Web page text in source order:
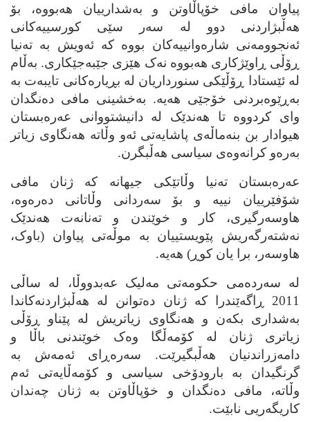
پیاوان مافی خۆپاڵاوتن و به‌شدارییان هه‌بووه‌، بۆ
هه‌ڵبژاردنی دوو له‌ سه‌ر سێی کورسییه‌کانی
ئه‌نجوومه‌نی شاره‌وانییه‌کان بووه‌ که‌ ئه‌ویش به‌ ته‌نیا
ڕۆڵی ڕاوێژکاری هه‌بووه‌ نه‌ک هێزی جێبه‌جێکاری. به‌ڵام
له‌ ئێستادا ڕۆڵێکی سنورداریان له‌ بڕیاره‌کانی تایبه‌ت به‌
به‌ڕێوه‌بردنی خۆجێی هه‌یه‌. به‌خشینی مافی ده‌نگدان
وای کردووه‌ تا هه‌ندێک له‌ دانیشتووانی عه‌ره‌بستان
هیوادار بن بنه‌ماڵه‌ی پاشایه‌تی ئه‌و وڵاته‌ هه‌نگاوی زیاتر
به‌ره‌و کرانه‌وه‌ی سیاسی هه‌ڵبگرن.
عه‌ره‌بستان ته‌نیا وڵاتێکی جیهانه‌ که‌ ژنان مافی
شۆفێرییان نییه‌ و بۆ سه‌ردانی وڵاتانی ده‌ره‌وه،
هاوسه‌رگیری، کار و خوێندن و ته‌نانه‌ت هه‌ندێک
نه‌شته‌رگه‌ریش پێویستییان به‌ موڵه‌تی پیاوان (باوک،
هاوسه‌ر، برا یان کوڕ) هه‌یه‌.
له‌ سه‌رده‌می حکومه‌تی مه‌لیک عه‌بدووڵا، له‌ ساڵی
2011 ڕاگه‌ێندرا که‌ ژنان ده‌توانن له‌ هه‌ڵبژاردنه‌کاندا
به‌شداری بکه‌ن و هه‌نگاوی زیاتریش له‌ پێناو ڕۆڵی
زیاتری ژنان له‌ کۆمه‌ڵگا وه‌ک خوێندنی باڵا و
دامه‌زراندنیان هه‌ڵبگیرێت. سه‌ره‌ڕای ئه‌مه‌ش به‌
گرنگیدان به‌ بارودۆخی سیاسی و کۆمه‌ڵایه‌تی ئه‌م
وڵاته‌، مافی ده‌نگدان و خۆپاڵاوتن به‌ ژنان چه‌ندان
کاریگه‌ریی نابێت.